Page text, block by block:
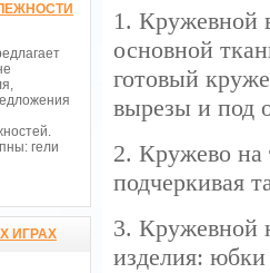
гели
ИГРАХ
1. Кружевной
основной
готовый
вырезы и под
2. Кружево на
подчеркивая
3. Кружевной
изделия: